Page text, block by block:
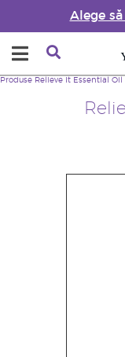
Alege
Produse Relieve It Essential Oil